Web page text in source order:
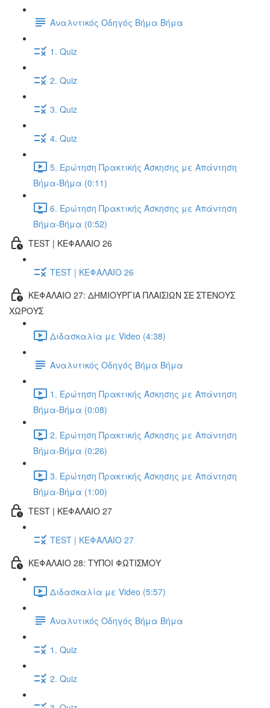
Αναλυτικός Οδηγός Βήμα Βήμα
1. Quiz
2. Quiz
3. Quiz
4. Quiz
5. Ερώτηση Πρακτικής Άσκησης με Απάντηση
Βήμα-Βήμα (0:11)
6. Ερώτηση Πρακτικής Άσκησης με Απάντηση
Βήμα-Βήμα (0:52)
TEST | ΚΕΦΑΛΑΙΟ 26
TEST | ΚΕΦΑΛΑΙΟ 26
ΚΕΦΑΛΑΙΟ 27: ΔΗΜΙΟΥΡΓΙΑ ΠΛΑΙΣΙΩΝ ΣΕ ΣΤΕΝΟΥΣ
ΧΩΡΟΥΣ
Διδασκαλία με Video (4:38)
Αναλυτικός Οδηγός Βήμα Βήμα
1. Ερώτηση Πρακτικής Άσκησης με Απάντηση
Βήμα-Βήμα (0:08)
2. Ερώτηση Πρακτικής Άσκησης με Απάντηση
Βήμα-Βήμα (0:26)
3. Ερώτηση Πρακτικής Άσκησης με Απάντηση
Βήμα-Βήμα (1:00)
TEST | ΚΕΦΑΛΑΙΟ 27
TEST | ΚΕΦΑΛΑΙΟ 27
ΚΕΦΑΛΑΙΟ 28: ΤΥΠΟΙ ΦΩΤΙΣΜΟΥ
Διδασκαλία με Video (5:57)
Αναλυτικός Οδηγός Βήμα Βήμα
1. Quiz
2. Quiz